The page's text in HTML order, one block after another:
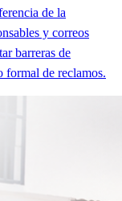
de la
y correos
barreras de
formal de reclamos.